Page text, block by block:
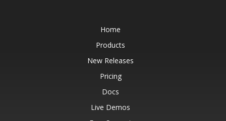
Home
Products
New Releases
Pricing
Docs
Live Demos